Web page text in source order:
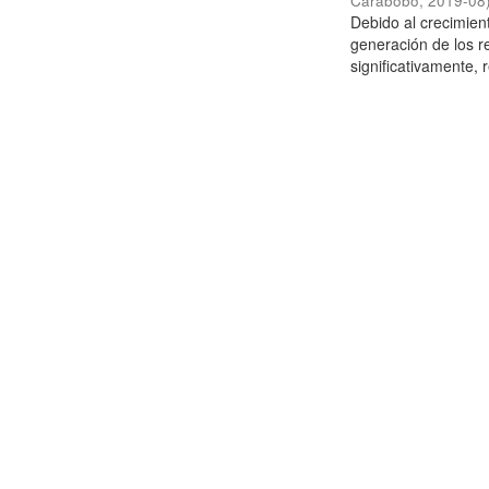
Debido al
generación de los
significativamente,